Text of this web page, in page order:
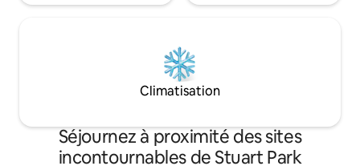
Climatisation
Séjournez à proximité des sites
incontournables de Stuart Park